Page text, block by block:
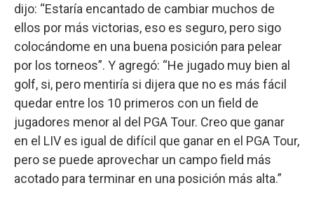
dijo: “Estaría encantado de cambiar muchos de
ellos por más victorias, eso es seguro, pero sigo
colocándome en una buena posición para pelear
por los torneos”. Y agregó: “He jugado muy bien al
golf, si, pero mentiría si dijera que no es más fácil
quedar entre los 10 primeros con un field de
jugadores menor al del PGA Tour. Creo que ganar
en el LIV es igual de difícil que ganar en el PGA Tour,
pero se puede aprovechar un campo field más
acotado para terminar en una posición más alta.”